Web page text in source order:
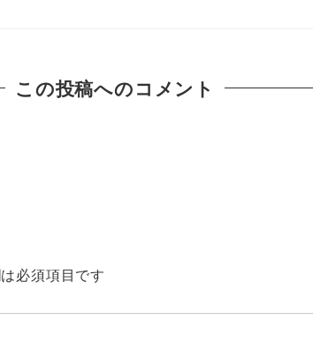
この投稿へのコメント
必須項目です